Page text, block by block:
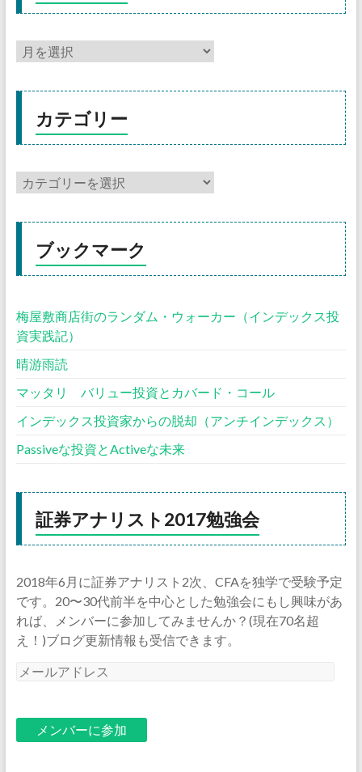
カテゴリー
ブックマーク
梅屋敷商店街のランダム・ウォーカー（インデックス投
資実践記）
晴游雨読
マッタリ バリュー投資とカバード・コール
インデックス投資家からの脱却（アンチインデックス）
Passiveな投資とActiveな未来
証券アナリスト2017勉強会
2018年6月に証券アナリスト2次、CFAを独学で受験予定
です。20〜30代前半を中心とした勉強会にもし興味があ
れば、メンバーに参加してみませんか？(現在70名超
え！)ブログ更新情報も受信できます。
メ